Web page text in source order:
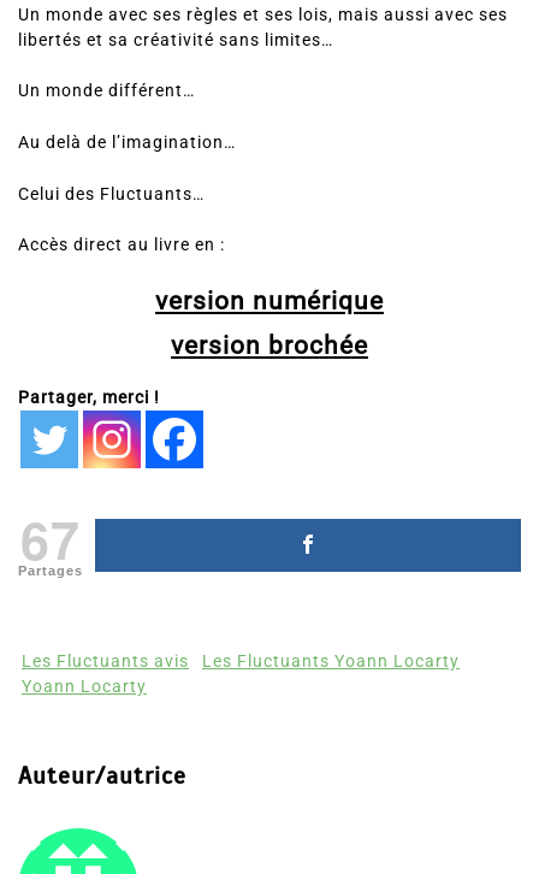
Un monde avec ses règles et ses lois, mais aussi avec ses
libertés et sa créativité sans limites…
Un monde différent…
Au delà de l’imagination…
Celui des Fluctuants…
Accès direct au livre en :
version numérique
version brochée
Partager, merci !
67
Partages
Les Fluctuants avis
Les Fluctuants Yoann Locarty
Yoann Locarty
Auteur/autrice